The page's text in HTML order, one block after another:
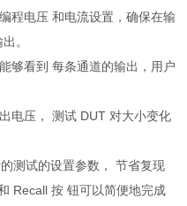
程电压 和电流设置，确保在输
。
够看到 每条通道的输出，用户
电压， 测试 DUT 对大小变化
测试的设置参数， 节省复现
Recall按 钮可以简便地完成